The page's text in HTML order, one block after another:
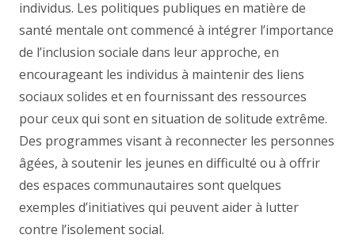
individus. Les politiques publiques en matière de
santé mentale ont commencé à intégrer l’importance
de l’inclusion sociale dans leur approche, en
encourageant les individus à maintenir des liens
sociaux solides et en fournissant des ressources
pour ceux qui sont en situation de solitude extrême.
Des programmes visant à reconnecter les personnes
âgées, à soutenir les jeunes en difficulté ou à offrir
des espaces communautaires sont quelques
exemples d’initiatives qui peuvent aider à lutter
contre l’isolement social.